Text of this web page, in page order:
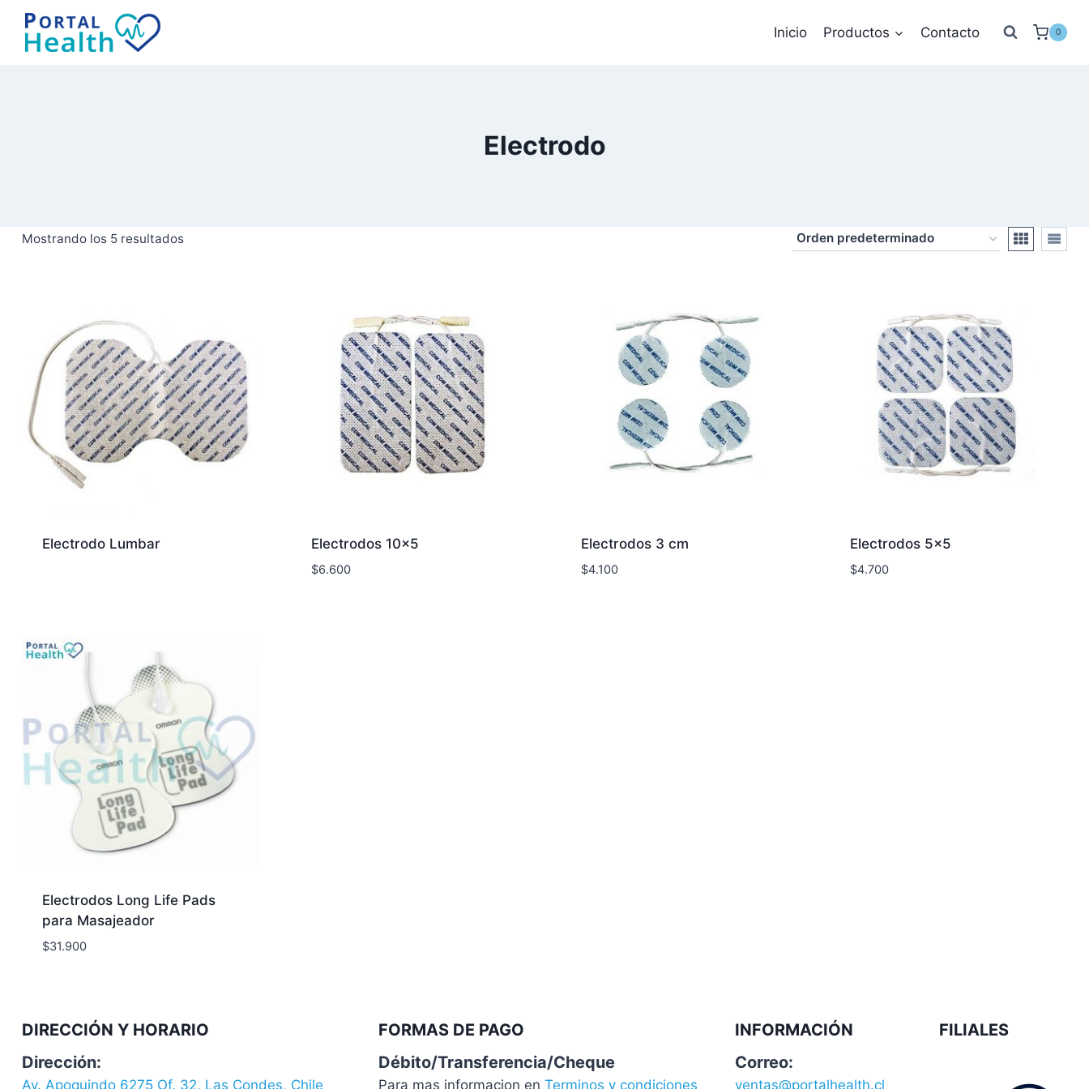
Saltar
contenido
Inicio Productos Contacto 0
Electrodo
Mostrando los 5 resultados
Electrodo Lumbar Electrodos 10×5
$6.600
Electrodos 3 cm
$4.100
Electrodos 5×5
$4.700
Electrodos Long Life Pads
para Masajeador
$31.900
DIRECCIÓN Y HORARIO
Dirección:
Av. Apoquindo 6275 Of. 32, Las Condes, Chile
FORMAS DE PAGO
Débito/Transferencia/Cheque
Para mas informacion en Terminos y condiciones
INFORMACIÓN
Correo:
ventas@portalhealth.cl
FILIALES